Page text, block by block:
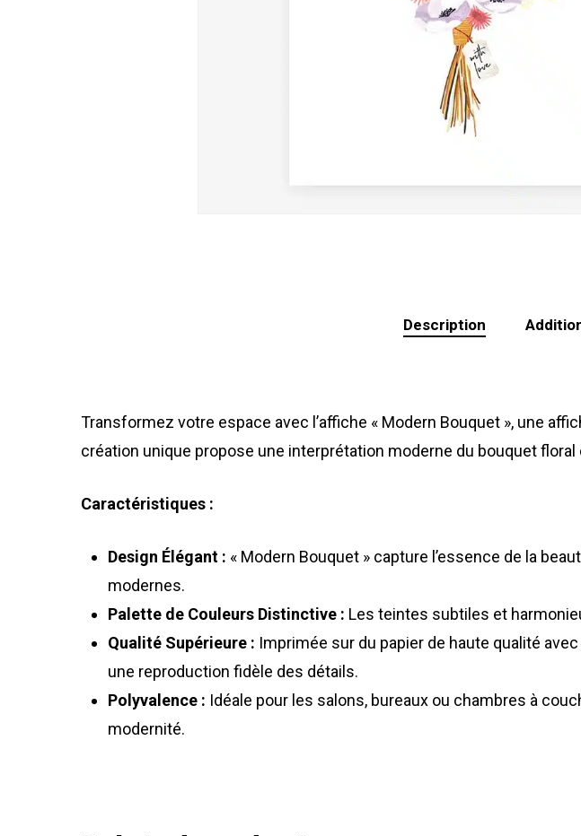
Description
Transformez votre espace avec l’affiche « Modern Bouquet », une
création unique propose une interprétation moderne du bouquet
Caractéristiques :
Design Élégant : « Modern Bouquet » capture l’essence de la
modernes.
Palette de Couleurs Distinctive : Les teintes subtiles et
Qualité Supérieure : Imprimée sur du papier de haute qualité
une reproduction fidèle des détails.
Polyvalence : Idéale pour les salons, bureaux ou chambres à
modernité.